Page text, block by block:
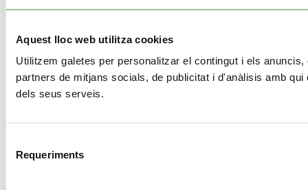
Aquest lloc web utilitza cookies
Utilitzem galetes per personalitzar el contingut i els
partners de mitjans socials, de publicitat i d'anàlisis amb
dels seus serveis.
Requeriments